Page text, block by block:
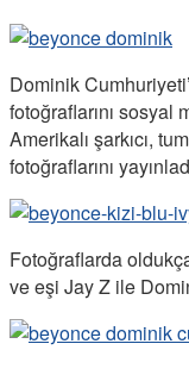
Dominik
fotoğraflarını sosyal
Amerikalı şarkıcı,
fotoğraflarını
Fotoğraflarda
ve eşi Jay Z ile